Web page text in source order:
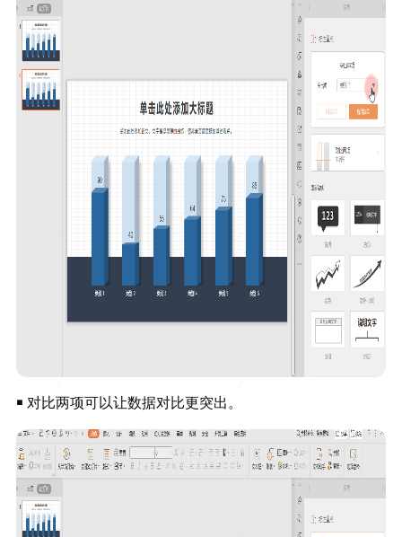
￭ 对比两项可以让数据对比更突出。